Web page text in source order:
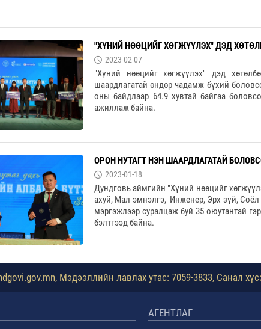
"ХҮНИЙ НӨӨЦИЙГ ХӨГЖҮҮЛЭХ" ДЭД
2023-02-07
"Хүний нөөцийг хөгжүүлэх" дэд
шаардлагатай өндөр чадамж бүхий
оны байдлаар 64.9 хувтай байгаа
ажиллаж байна.
ОРОН НУТАГТ НЭН ШААРДЛАГАТАЙ
2023-01-18
Дундговь аймгийн "Хүний нөөцийг
ахуй, Мал эмнэлгэ, Инженер, Эрх зүй, Соёл
мэргэжлээр суралцаж буй 35 оюутантай
бэлтгээд байна.
Мэдээллийн лавлах утас: 7059-3833, Санал
АГЕНТЛАГ